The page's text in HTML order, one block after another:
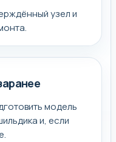
узел и
модель
и, если